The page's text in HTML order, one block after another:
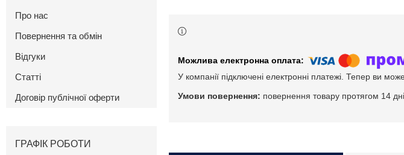
У компанії підключені електронні платежі. Тепер ви
повернення товару протягом 14
Про нас
Повернення та обмін
Відгуки
Статті
Договір публічної оферти
ГРАФІК РОБОТИ